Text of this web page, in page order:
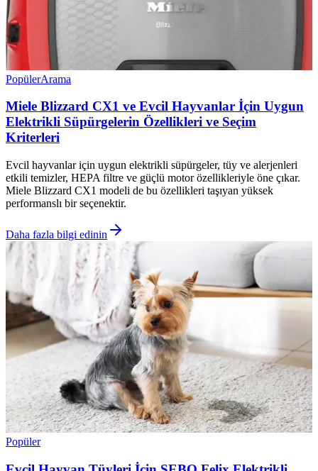
PopülerArama
Miele Blizzard CX1 ve Evcil Hayvanlar İçin Uygun
Elektrikli Süpürgelerin Özellikleri ve Seçim
Kriterleri
Evcil hayvanlar için uygun elektrikli süpürgeler, tüy ve alerjenleri
etkili temizler, HEPA filtre ve güçlü motor özellikleriyle öne çıkar.
Miele Blizzard CX1 modeli de bu özellikleri taşıyan yüksek
performanslı bir seçenektir.
Daha fazla bilgi edinin
Popüler